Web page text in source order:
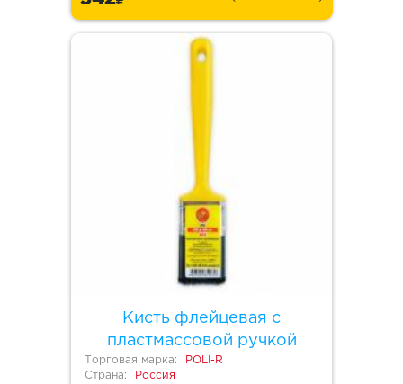
Кисть флейцевая с
пластмассовой ручкой
Торговая марка:
POLI-R
Страна:
Россия